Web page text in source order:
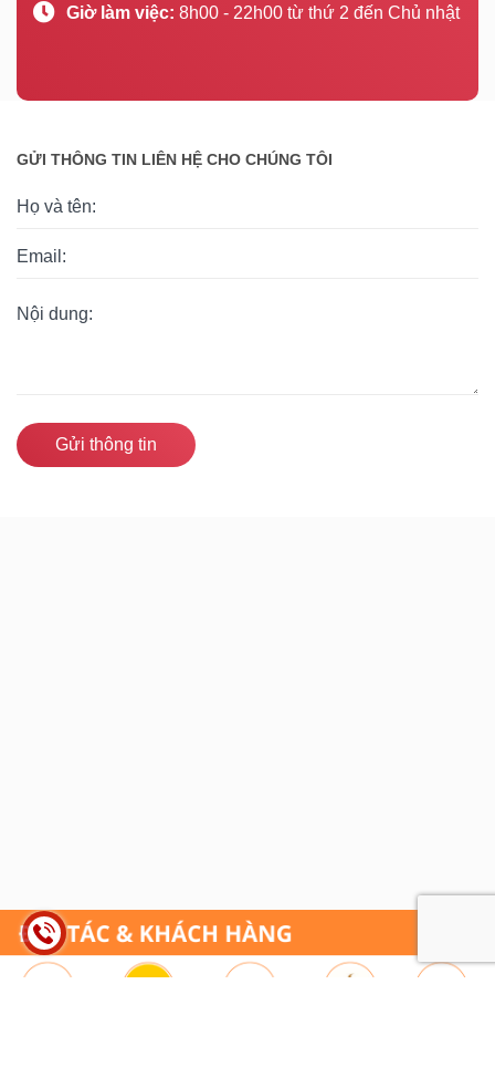
Giờ làm việc: 8h00 - 22h00 từ thứ 2 đến Chủ nhật
GỬI THÔNG TIN LIÊN HỆ CHO CHÚNG TÔI
Gửi thông tin